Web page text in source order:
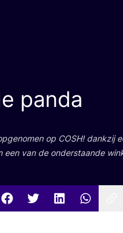
panda
op COSH! dank­zij
een van de onder­staan­de